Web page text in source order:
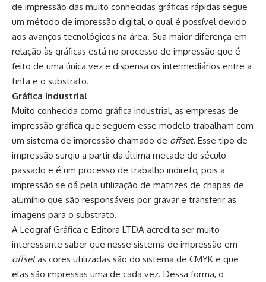
de impressão das muito conhecidas gráficas rápidas segue
um método de impressão digital, o qual é possível devido
aos avanços tecnológicos na área. Sua maior diferença em
relação às gráficas está no processo de impressão que é
feito de uma única vez e dispensa os intermediários entre a
tinta e o substrato.
Gráfica industrial
Muito conhecida como gráfica industrial, as empresas de
impressão gráfica que seguem esse modelo trabalham com
um sistema de impressão chamado de offset. Esse tipo de
impressão surgiu a partir da última metade do século
passado e é um processo de trabalho indireto, pois a
impressão se dá pela utilização de matrizes de chapas de
alumínio que são responsáveis por gravar e transferir as
imagens para o substrato.
A Leograf Gráfica e Editora LTDA acredita ser muito
interessante saber que nesse sistema de impressão em
offsetas cores utilizadas são do sistema de CMYK e que
elas são impressas uma de cada vez. Dessa forma, o